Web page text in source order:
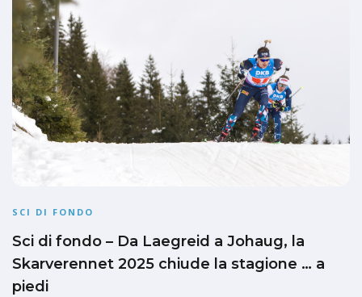
SCI DI FONDO
Sci di fondo – Da Laegreid a Johaug, la
Skarverennet 2025 chiude la stagione … a
piedi